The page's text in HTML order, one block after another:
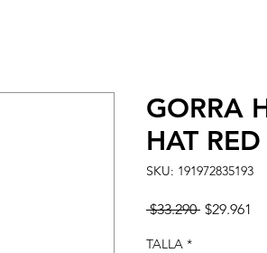
GORRA
HAT
SKU: 191972835193
$33.290 Precio
$29.961
TALLA *